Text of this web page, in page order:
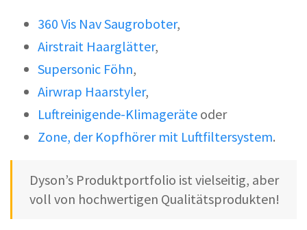
360 Vis Nav Saugroboter,
Airstrait Haarglätter,
Supersonic Föhn,
Airwrap Haarstyler,
Luftreinigende-Klimageräte oder
Zone, der Kopfhörer mit Luftfiltersystem.
Dyson’s Produktportfolio ist vielseitig, aber
voll von hochwertigen Qualitätsprodukten!